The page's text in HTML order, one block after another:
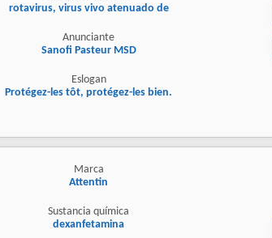
rotavirus, virus vivo atenuado de
Anunciante
Sanofi Pasteur MSD
Eslogan
Protégez-les tôt, protégez-les bien.
Marca
Attentin
Sustancia química
dexanfetamina